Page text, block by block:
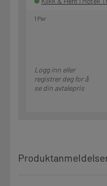
1 Par
Logg inn eller
registrer deg for å
se din avtalepris